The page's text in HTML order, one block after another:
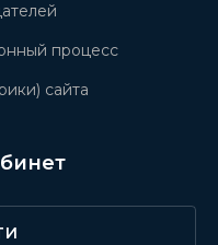
процесс
сайта